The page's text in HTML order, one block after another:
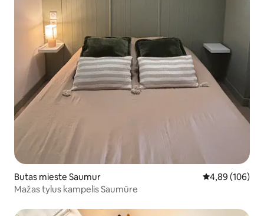
Butas mieste Saumur Vidutinis
4,89 (106)
Mažas tylus kampelis Saumūre